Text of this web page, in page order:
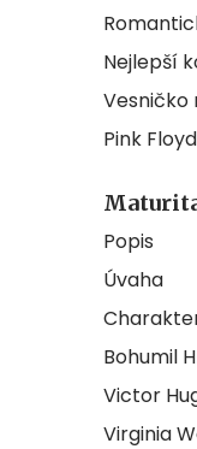
Nejlepší
Vesničko
Pink Floyd
Popis
Úvaha
Bohumil
Victor
Virginia